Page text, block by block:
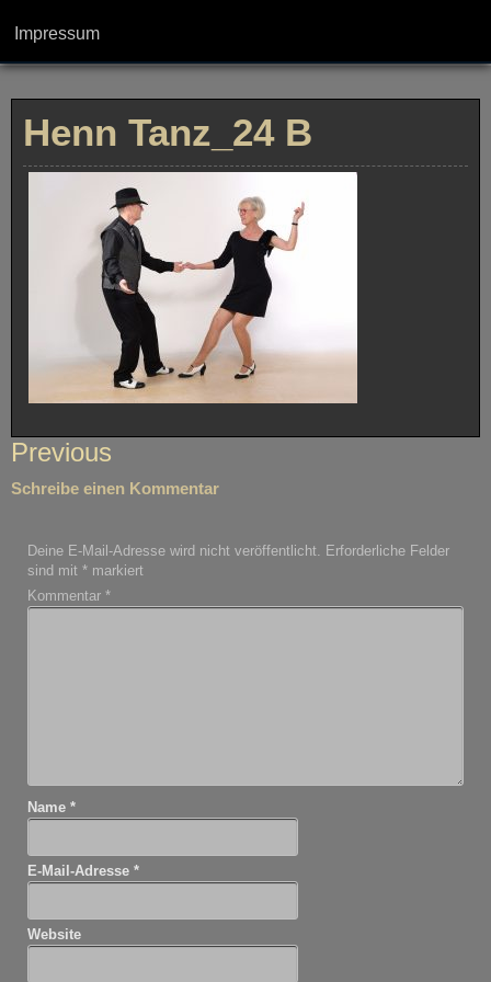
Impressum
Henn Tanz_24 B
Beitragsnavigation
Previous
Schreibe einen Kommentar
Deine E-Mail-Adresse wird nicht veröffentlicht. Erforderliche Felder
sind mit* markiert
Kommentar*
Name*
E-Mail-Adresse*
Website